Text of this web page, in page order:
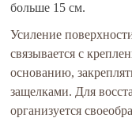
больше 15 см.
Усиление
связывается с
основанию,
защелками. Для
организуется